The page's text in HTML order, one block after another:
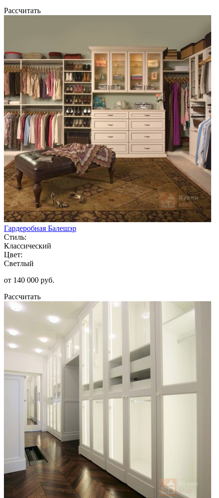
Рассчитать
Гардеробная Балешэр
Стиль:
Классический
Цвет:
Светлый
от 140 000 руб.
Рассчитать